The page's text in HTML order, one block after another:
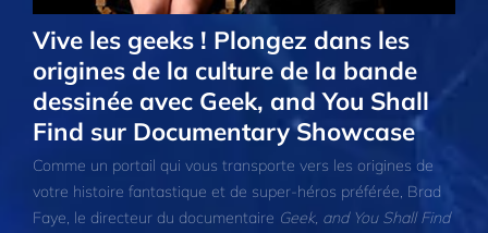
Vive les geeks ! Plongez dans les
origines de la culture de la bande
dessinée avec Geek, and You Shall
Find sur Documentary Showcase
Comme un portail qui vous transporte vers les origines de
votre histoire fantastique et de super-héros préférée, Brad
Faye, le directeur du documentaire Geek, and You Shall Find